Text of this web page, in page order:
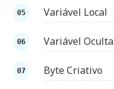
Variável Local
Variável Oculta
Byte Criativo